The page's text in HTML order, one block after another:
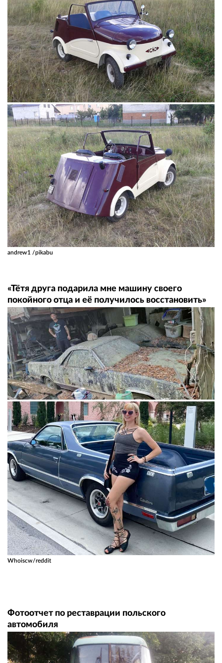
andrew1 /pikabu
«Тётя друга подарила мне машину своего
покойного отца и её получилось восстановить»
Whoiscw/reddit
Фотоотчет по реставрации польского
автомобиля